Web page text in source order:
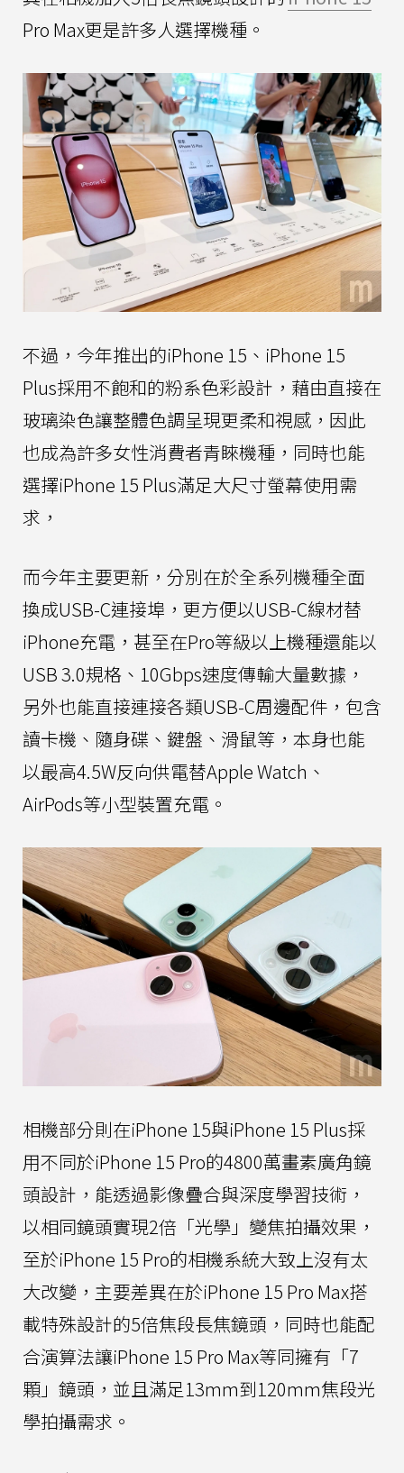
Pro Max更是許多人選擇機種。
不過，今年推出的iPhone 15、iPhone 15
Plus採用不飽和的粉系色彩設計，藉由直接在
玻璃染色讓整體色調呈現更柔和視感，因此
也成為許多女性消費者青睞機種，同時也能
選擇iPhone 15 Plus滿足大尺寸螢幕使用需
求，
而今年主要更新，分別在於全系列機種全面
換成USB-C連接埠，更方便以USB-C線材替
iPhone充電，甚至在Pro等級以上機種還能以
USB 3.0規格、10Gbps速度傳輸大量數據，
另外也能直接連接各類USB-C周邊配件，包含
讀卡機、隨身碟、鍵盤、滑鼠等，本身也能
以最高4.5W反向供電替Apple Watch、
AirPods等小型裝置充電。
相機部分則在iPhone 15與iPhone 15 Plus採
用不同於iPhone 15 Pro的4800萬畫素廣角鏡
頭設計，能透過影像疊合與深度學習技術，
以相同鏡頭實現2倍「光學」變焦拍攝效果，
至於iPhone 15 Pro的相機系統大致上沒有太
大改變，主要差異在於iPhone 15 Pro Max搭
載特殊設計的5倍焦段長焦鏡頭，同時也能配
合演算法讓iPhone 15 Pro Max等同擁有「7
顆」鏡頭，並且滿足13mm到120mm焦段光
學拍攝需求。